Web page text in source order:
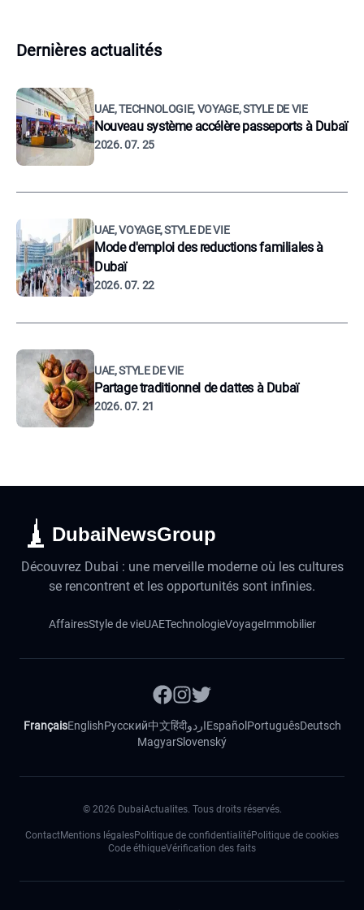
Dernières actualités
UAE, TECHNOLOGIE, VOYAGE, STYLE DE VIE
Nouveau système accélère passeports à Dubaï
2026. 07. 25
UAE, VOYAGE, STYLE DE VIE
Mode d'emploi des reductions familiales à
Dubaï
2026. 07. 22
UAE, STYLE DE VIE
Partage traditionnel de dattes à Dubaï
2026. 07. 21
DubaiNewsGroup
Découvrez Dubai : une merveille moderne où les cultures
se rencontrent et les opportunités sont infinies.
AffairesStyle de vieUAETechnologieVoyageImmobilier
FrançaisEnglishРусский中文हिंदीاردوEspañol PortuguêsDeutsch
MagyarSlovenský
© 2026 DubaiActualites. Tous droits réservés.
ContactMentions légalesPolitique de confidentialitéPolitique de cookies
Code éthiqueVérification des faits